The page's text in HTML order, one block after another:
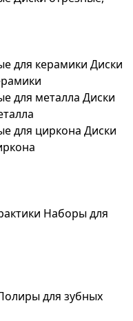
Диски
Диски
Диски
Наборы для
для зубных